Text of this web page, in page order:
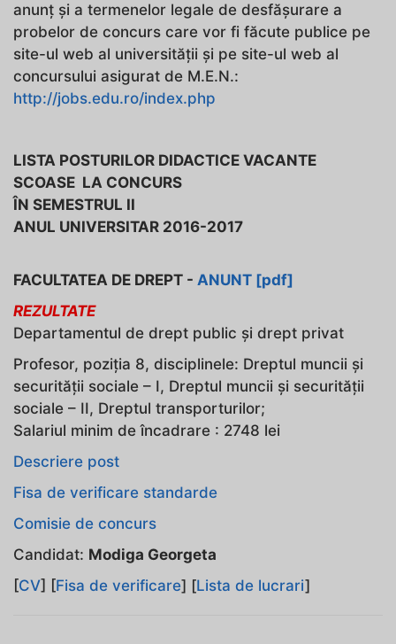
anunţ şi a termenelor legale de desfăşurare a
probelor de concurs care vor fi făcute publice pe
site-ul web al universităţii şi pe site-ul web al
concursului asigurat de M.E.N.:
http://jobs.edu.ro/index.php
LISTA POSTURILOR DIDACTICE VACANTE
SCOASE LA CONCURS
ÎN SEMESTRUL II
ANUL UNIVERSITAR 2016-2017
FACULTATEA DE DREPT - ANUNT [pdf]
REZULTATE
Departamentul de drept public și drept privat
Profesor, poziţia 8, disciplinele: Dreptul muncii şi
securităţii sociale – I, Dreptul muncii şi securităţii
sociale – II, Dreptul transporturilor;
Salariul minim de încadrare : 2748 lei
Descriere post
Fisa de verificare standarde
Comisie de concurs
Candidat: Modiga Georgeta
[CV] [Fisa de verificare] [Lista de lucrari]